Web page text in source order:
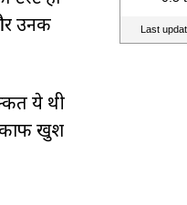
उनकी
ये थी
खुश